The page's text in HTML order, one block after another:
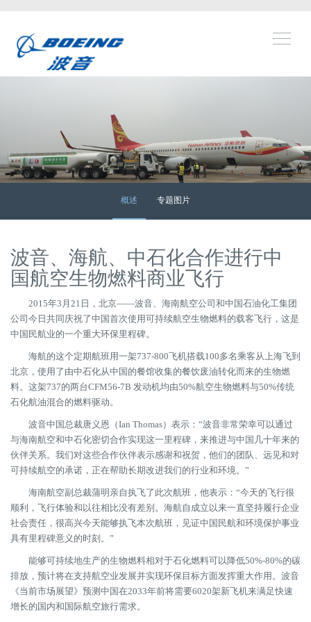
产品
社会责任
概述 专题图片
波音、海航、中石化合作进行中
国航空生物燃料商业飞行
2015年3月21日，北京——波音、海南航空公司和中国石油化工集团
公司今日共同庆祝了中国首次使用可持续航空生物燃料的载客飞行，这是
中国民航业的一个重大环保里程碑。
海航的这个定期航班用一架737-800飞机搭载100多名乘客从上海飞到
北京，使用了由中石化从中国的餐馆收集的餐饮废油转化而来的生物燃
料。这架737的两台CFM56-7B 发动机均由50%航空生物燃料与50%传统
石化航油混合的燃料驱动。
波音中国总裁唐义恩（Ian Thomas）表示：“波音非常荣幸可以通过
与海南航空和中石化密切合作实现这一里程碑，来推进与中国几十年来的
伙伴关系。我们对这些合作伙伴表示感谢和祝贺，他们的团队、远见和对
可持续航空的承诺，正在帮助长期改进我们的行业和环境。”
海南航空副总裁蒲明亲自执飞了此次航班，他表示：“今天的飞行很
顺利，飞行体验和以往相比没有差别。海航自成立以来一直坚持履行企业
社会责任，很高兴今天能够执飞本次航班，见证中国民航和环境保护事业
具有里程碑意义的时刻。”
能够可持续地生产的生物燃料相对于石化燃料可以降低50%-80%的碳
排放，预计将在支持航空业发展并实现环保目标方面发挥重大作用。波音
《当前市场展望》预测中国在2033年前将需要6020架新飞机来满足快速
增长的国内和国际航空旅行需求。